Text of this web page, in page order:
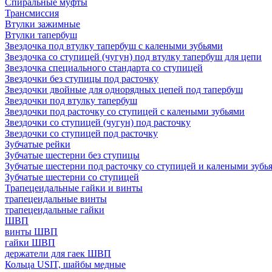
Спиральные муфты
Трансмиссия
Втулки зажимные
Втулки тапербуш
Звездочка под втулку тапербуш c калеными зубьями
Звездочка со ступицей (чугун) под втулку тапербуш для цепи
Звездочка специального стандарта со ступицей
Звездочки без ступицы под расточку
Звездочки двойные для однорядных цепей под тапербуш
Звездочки под втулку тапербуш
Звездочки под расточку со ступицей с калеными зубьями
Звездочки со ступицей (чугун) под расточку
Звездочки со ступицей под расточку
Зубчатые рейки
Зубчатые шестерни без ступицы
Зубчатые шестерни под расточку со ступицей и калеными
Зубчатые шестерни со ступицей
Трапецеидальные гайки и винты
трапецеидальные винты
трапецеидальные гайки
ШВП
винты ШВП
гайки ШВП
держатели для гаек ШВП
Кольца USIT, шайбы медные